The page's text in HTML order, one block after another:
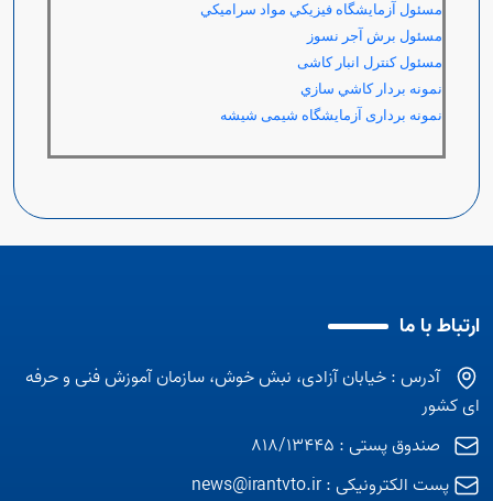
مسئول آزمايشگاه فيزيکي مواد سراميکي
مسئول برش آجر نسوز
مسئول کنترل انبار کاشی
نمونه بردار كاشي سازي
نمونه برداری آزمایشگاه شیمی شیشه
ارتباط با ما
آدرس : خیابان آزادی، نبش خوش، سازمان آموزش فنی و حرفه
ای کشور
صندوق پستی : 818/13445
پست الکترونیکی :news@irantvto.ir